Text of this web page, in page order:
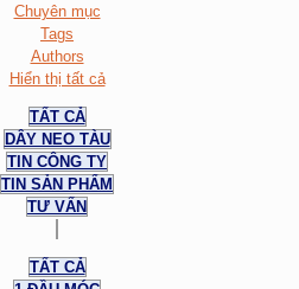
Chuyên mục
Tags
Authors
Hiển thị tất cả
TẤT CẢ
DÂY NEO TÀU
TIN CÔNG TY
TIN SẢN PHẨM
TƯ VẤN
TẤT CẢ